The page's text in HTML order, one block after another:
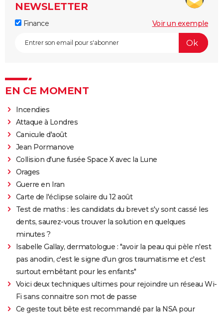
NEWSLETTER
Finance Voir un exemple
EN CE MOMENT
Incendies
Attaque à Londres
Canicule d'août
Jean Pormanove
Collision d'une fusée Space X avec la Lune
Orages
Guerre en Iran
Carte de l'éclipse solaire du 12 août
Test de maths : les candidats du brevet s'y sont cassé les
dents, saurez-vous trouver la solution en quelques
minutes ?
Isabelle Gallay, dermatologue : "avoir la peau qui pèle n'est
pas anodin, c'est le signe d'un gros traumatisme et c'est
surtout embêtant pour les enfants"
Voici deux techniques ultimes pour rejoindre un réseau Wi-
Fi sans connaitre son mot de passe
Ce geste tout bête est recommandé par la NSA pour